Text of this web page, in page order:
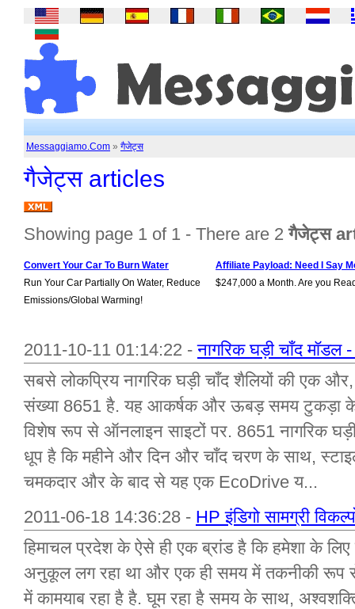
Messaggiamo.Com » गैजेट्स
गैजेट्स articles
Showing page 1 of 1 - There are 2गैजेट्स
Convert Your Car To Burn Water
Run Your Car Partially On Water, Reduce
Emissions/Global Warming!
Affiliate Payload: Need I Say
$247,000 a Month. Are you
2011-10-11 01:14:22 -नागरिक घड़ी चाँद मॉडल
सबसे लोकप्रिय नागरिक घड़ी चाँद शैलियों की एक
संख्या 8651 है. यह आकर्षक और ऊबड़ समय टुकड़ा
विशेष रूप से ऑनलाइन साइटों पर. 8651 नागरिक
धूप है कि महीने और दिन और चाँद चरण के साथ,
चमकदार और के बाद से यह एक EcoDrive य...
2011-06-18 14:36:28 - HP इंडिगो सामग्री
हिमाचल प्रदेश के ऐसे ही एक ब्रांड है कि हमेशा के लिए
अनुकूल लग रहा था और एक ही समय में तकनीकी
में कामयाब रहा है है. घूम रहा है समय के साथ, अश्वशक्ति